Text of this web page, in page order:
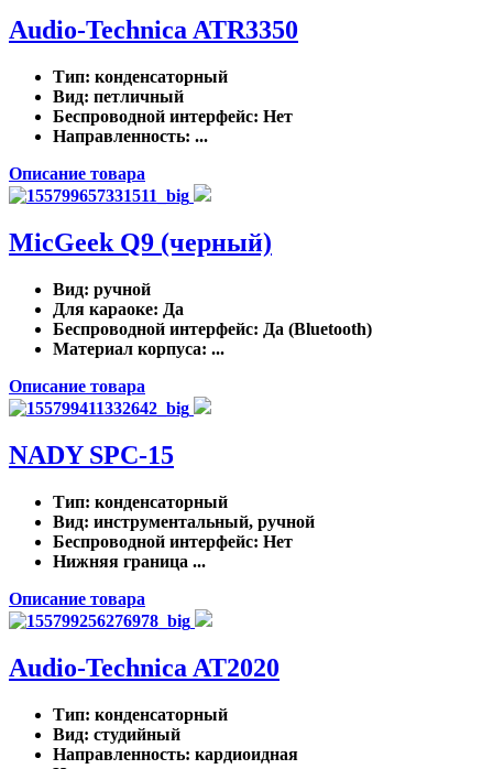
Audio-Technica ATR3350
Тип: конденсаторный
Вид: петличный
Беспроводной интерфейс: Нет
Направленность: ...
Описание товара
MicGeek Q9 (черный)
Вид: ручной
Для караоке: Да
Беспроводной интерфейс: Да (Bluetooth)
Материал корпуса: ...
Описание товара
NADY SPC-15
Тип: конденсаторный
Вид: инструментальный, ручной
Беспроводной интерфейс: Нет
Нижняя граница ...
Описание товара
Audio-Technica AT2020
Тип: конденсаторный
Вид: студийный
Направленность: кардиоидная